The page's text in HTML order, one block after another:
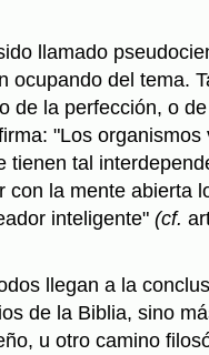
llamado
ocupando del tema.
de la perfección, o
"Los
tienen tal
con la mente abierta
inteligente" (cf.
llegan a la
de la Biblia, sino
u otro camino